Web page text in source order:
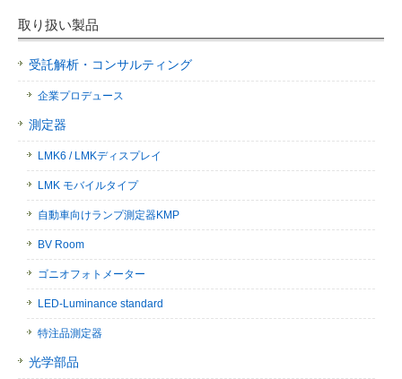
取り扱い製品
受託解析・コンサルティング
企業プロデュース
測定器
LMK6 / LMKディスプレイ
LMK モバイルタイプ
自動車向けランプ測定器KMP
BV Room
ゴニオフォトメーター
LED-Luminance standard
特注品測定器
光学部品